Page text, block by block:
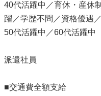
40代活躍中／育休・産休
躍／学歴不問／資格優遇
50代活躍中／60代活躍中
派遣社員
■交通費全額支給